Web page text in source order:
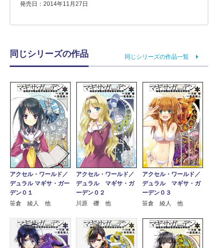
発売日：2014年11月27日
同じシリーズの作品 同じシリーズの作品一覧
アクセル・ワールド／
デュラル マギサ・ガー
デン０１
笹倉 綾人 他
アクセル・ワールド／
デュラル マギサ・ガ
ーデン０２
川原 礫 他
アクセル・ワールド／
デュラル マギサ・ガ
ーデン０３
笹倉 綾人 他